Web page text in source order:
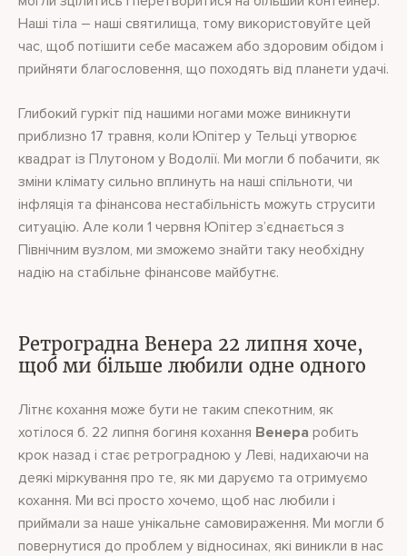
Наші тіла – наші святилища, тому використовуйте цей
час, щоб потішити себе масажем або здоровим обідом і
прийняти благословення, що походять від планети удачі.
Глибокий гуркіт під нашими ногами може виникнути
приблизно 17 травня, коли Юпітер у Тельці утворює
квадрат із Плутоном у Водолії. Ми могли б побачити, як
зміни клімату сильно вплинуть на наші спільноти, чи
інфляція та фінансова нестабільність можуть струсити
ситуацію. Але коли 1 червня Юпітер з’єднається з
Північним вузлом, ми зможемо знайти таку необхідну
надію на стабільне фінансове майбутнє.
Ретроградна Венера 22 липня хоче,
щоб ми більше любили одне одного
Літнє кохання може бути не таким спекотним, як
хотілося б. 22 липня богиня кохання Венера робить
крок назад і стає ретроградною у Леві, надихаючи на
деякі міркування про те, як ми даруємо та отримуємо
кохання. Ми всі просто хочемо, щоб нас любили і
приймали за наше унікальне самовираження. Ми могли б
повернутися до проблем у відносинах, які виникли в нас